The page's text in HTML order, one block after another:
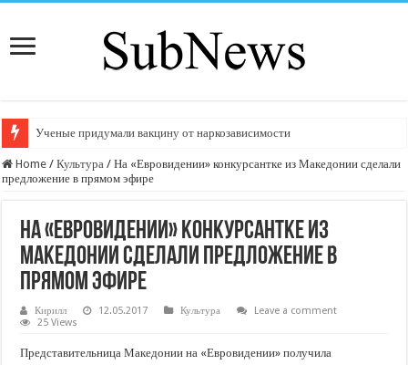
Ученые придумали вакцину от наркозависимости
Home / Культура / На «Евровидении» конкурсантке из Македонии сделали
предложение в прямом эфире
На «Евровидении» конкурсантке из
Македонии сделали предложение в
прямом эфире
Кирилл 12.05.2017 Культура
Leave a comment
25 Views
Представительница Македонии на «Евровидении» получила